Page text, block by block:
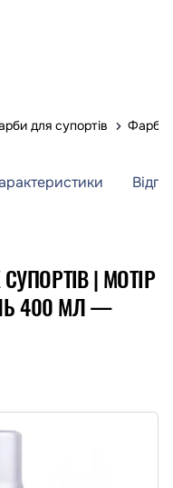
для супортів Фарба
| MOTIP
400 МЛ —